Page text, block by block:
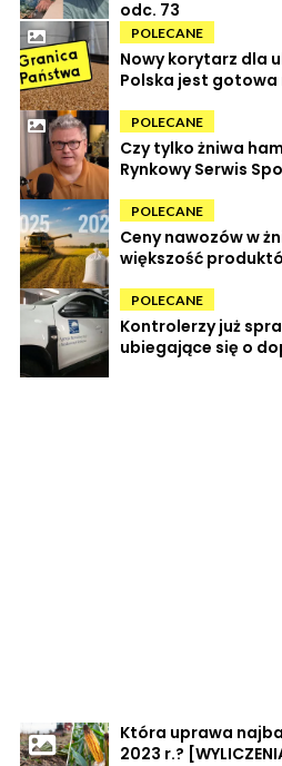
odc. 73
POLECANE
Nowy korytarz dla
Polska jest
POLECANE
Czy tylko żniwa
Rynkowy Serwis
POLECANE
Ceny nawozów w
większość
POLECANE
Kontrolerzy już
ubiegające się o
Która uprawa
2023 r.?